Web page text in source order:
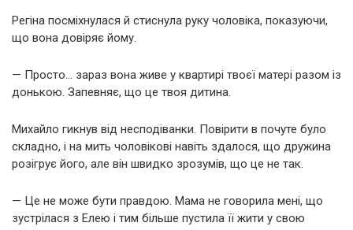
Регіна посміхнулася й стиснула руку чоловіка, показуючи,
що вона довіряє йому.
— Просто… зараз вона живе у квартирі твоєї матері разом із
донькою. Запевняє, що це твоя дитина.
Михайло гикнув від несподіванки. Повірити в почуте було
складно, і на мить чоловікові навіть здалося, що дружина
розігрує його, але він швидко зрозумів, що це не так.
— Це не може бути правдою. Мама не говорила мені, що
зустрілася з Елею і тим більше пустила її жити у свою